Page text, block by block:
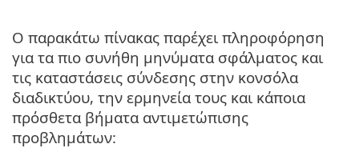
Ο παρακάτω πίνακας παρέχει πληροφόρηση
για τα πιο συνήθη μηνύματα σφάλματος και
τις καταστάσεις σύνδεσης στην κονσόλα
διαδικτύου, την ερμηνεία τους και κάποια
πρόσθετα βήματα αντιμετώπισης
προβλημάτων: